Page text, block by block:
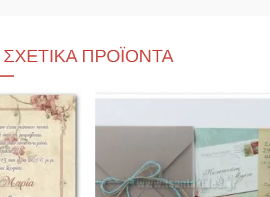
ΣΧΕΤΙΚΆ ΠΡΟΪΌΝΤΑ